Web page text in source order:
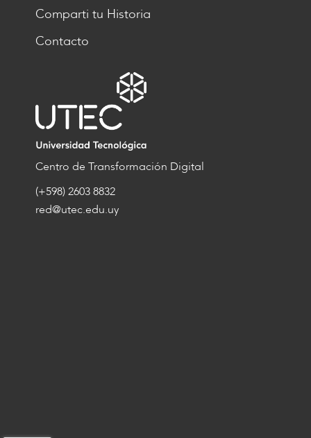
Comparti tu Historia
Contacto
Centro de Transformación Digital
(+598) 2603 8832
red@utec.edu.uy